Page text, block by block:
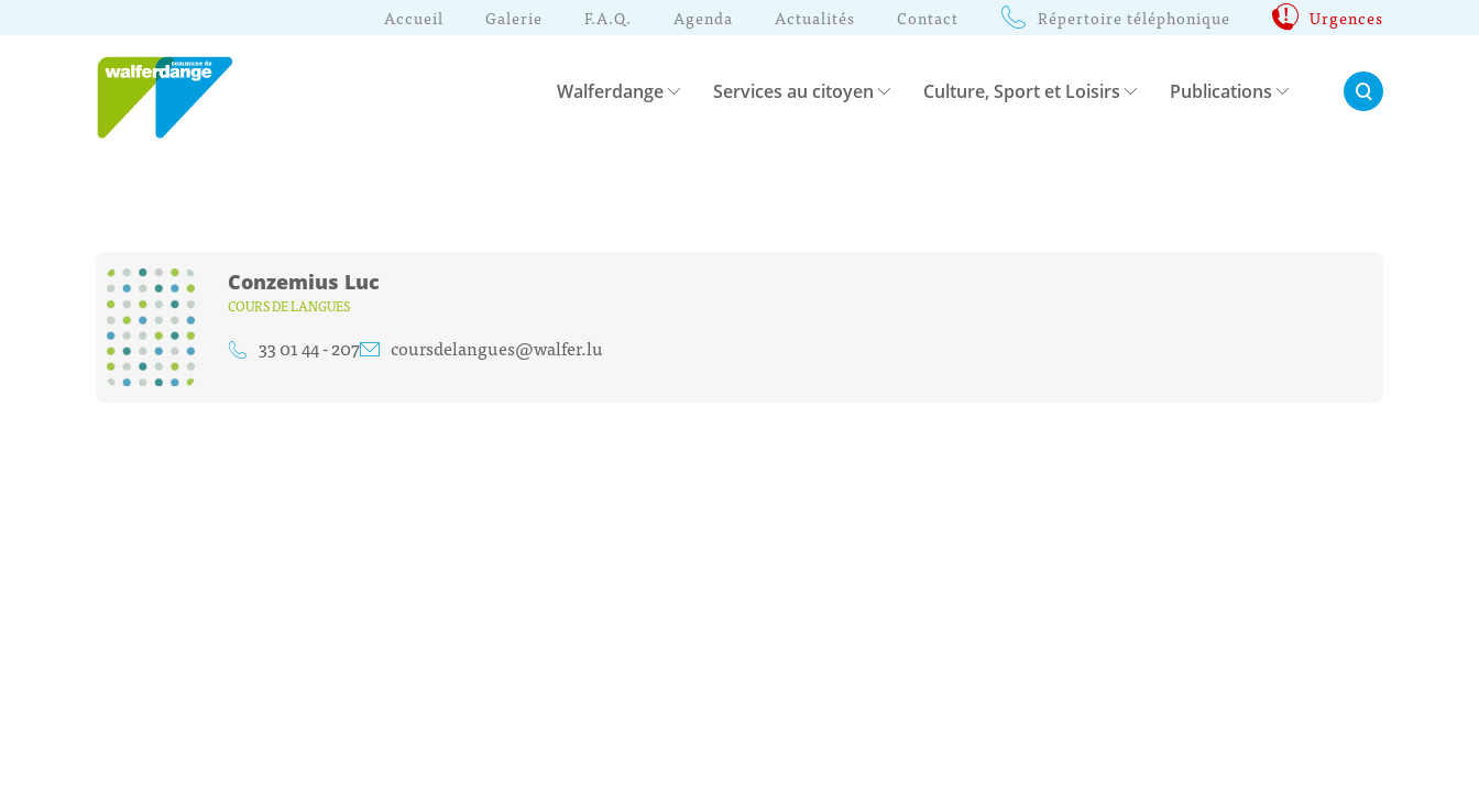
Accueil Galerie F.A.Q. Agenda Actualités Contact Répertoire téléphonique Urgences
Walferdange Services au citoyen Culture, Sport et Loisirs Publications Rechercher:
Conzemius Luc
COURS DE LANGUES
33 01 44 - 207 coursdelangues@walfer.lu